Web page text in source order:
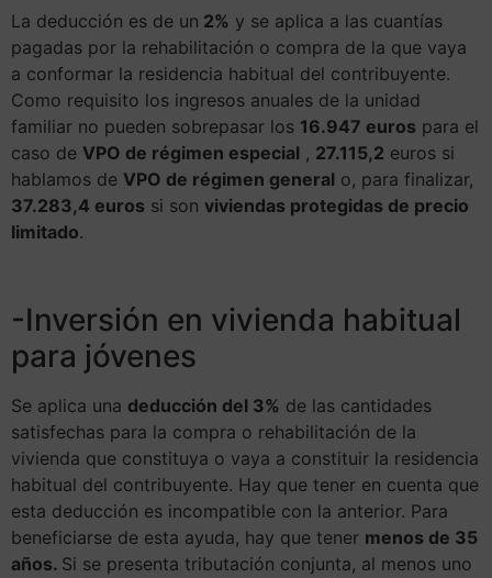
La deducción es de un 2% y se aplica a las cuantías
pagadas por la rehabilitación o compra de la que vaya
a conformar la residencia habitual del contribuyente.
Como requisito los ingresos anuales de la unidad
familiar no pueden sobrepasar los 16.947 euros para el
caso de VPO de régimen especial , 27.115,2 euros si
hablamos de VPO de régimen general o, para finalizar,
37.283,4 euros si son viviendas protegidas de precio
limitado.
-Inversión en vivienda habitual
para jóvenes
Se aplica una deducción del 3% de las cantidades
satisfechas para la compra o rehabilitación de la
vivienda que constituya o vaya a constituir la residencia
habitual del contribuyente. Hay que tener en cuenta que
esta deducción es incompatible con la anterior. Para
beneficiarse de esta ayuda, hay que tener menos de 35
años. Si se presenta tributación conjunta, al menos uno